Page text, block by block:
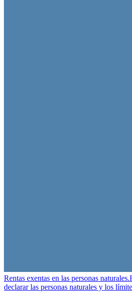
Rentas exentas en las personas naturales.
declarar las personas naturales y los